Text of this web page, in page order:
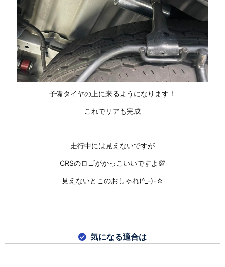
予備タイヤの上に来るようになります！
これでリアも完成
走行中には見えないですが
CRSのロゴがかっこいいですよ💯
見えないとこのおしゃれ(^_-)-☆
気になる適合は